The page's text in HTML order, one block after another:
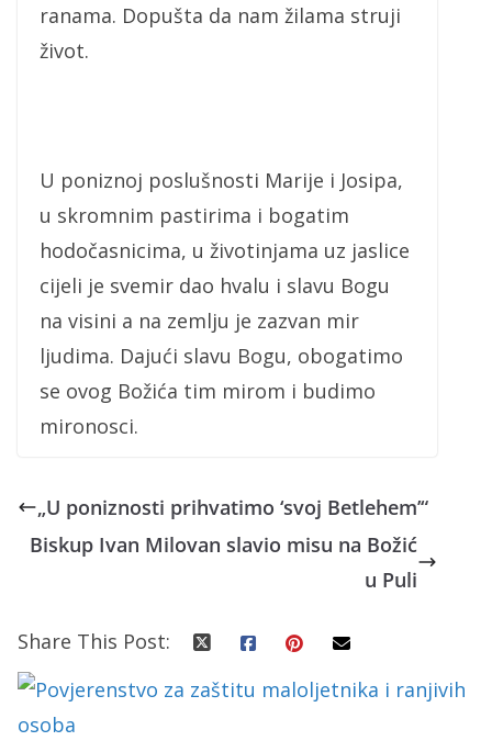
ranama. Dopušta da nam žilama struji
život.
U poniznoj poslušnosti Marije i Josipa,
u skromnim pastirima i bogatim
hodočasnicima, u životinjama uz jaslice
cijeli je svemir dao hvalu i slavu Bogu
na visini a na zemlju je zazvan mir
ljudima. Dajući slavu Bogu, obogatimo
se ovog Božića tim mirom i budimo
mironosci.
„U poniznosti prihvatimo ‘svoj Betlehem’“
Biskup Ivan Milovan slavio misu na Božić
u Puli
Share This Post: